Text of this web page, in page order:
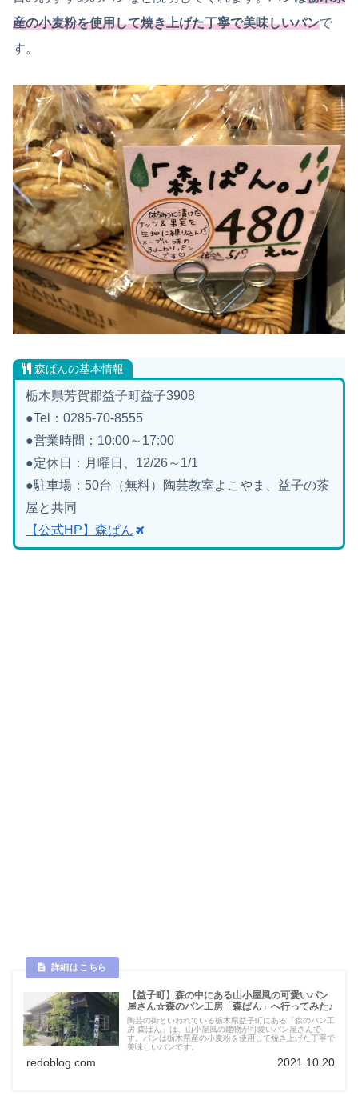
産の小麦粉を使用して焼き上げた丁寧で美味しいパンで
す。
森ぱんの基本情報
栃木県芳賀郡益子町益子3908
●Tel：0285-70-8555
●営業時間：10:00～17:00
●定休日：月曜日、12/26～1/1
●駐車場：50台（無料）陶芸教室よこやま、益子の茶
屋と共同
【公式HP】森ぱん
【益子町】森の中にある山小屋風の可愛いパン
屋さん☆森のパン工房「森ぱん」へ行ってみた♪
陶芸の街といわれている栃木県益子町にある「森のパン工
房 森ぱん」は、山小屋風の建物が可愛いパン屋さんで
す。パンは栃木県産の小麦粉を使用して焼き上げた丁寧で
美味しいパンです。
redoblog.com 2021.10.20